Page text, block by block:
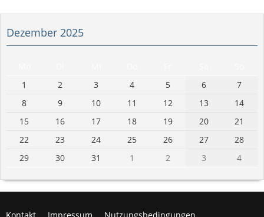
Dezember 2025
1
2 3 4 5 6
7
8
9 10 11 12 13
14
15
16 17 18 19 20
21
22
23 24 25 26 27
28
29
30 31 1 2 3 4